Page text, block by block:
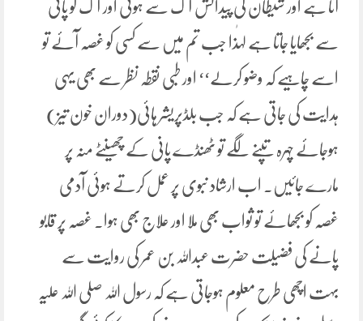
آتا ہے اور شیطان کی پیدائش آگ سے ہوئی اور آگ کو پانی
سے بجھایا جاتا ہے لہٰذا جب تم میں سے کسی کو غصہ آئے تو
اسے چاہیے کہ وضو کرلے‘‘ اور طبی نقطہ نظر سے بھی یہی
ہدایت کی جاتی ہے کہ جب بلڈپریشر ہائی(دوران خون تیز)
ہوجائے چہرہ تپنے لگے تو ٹھنڈے پانی کے چھینٹے منہ پر
مارے جائیں۔ اب ارشاد نبوی پر عمل کرتے ہوئی آدمی
غصہ کو بجھائے تو ثواب بھی ملا اور علاج بھی ہوا۔ غصہ پر قابو
پانے کی فضیلت حضرت عبداللہ بن عمر کی روایت سے
بہت اچھی طرح معلوم ہوجاتی ہے کہ رسول اللہ صلی اللہ علیہ